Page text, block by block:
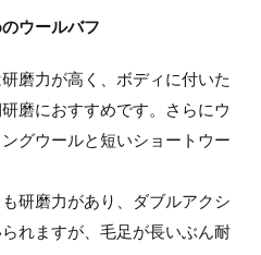
ウールバフ
磨力が高く、ボディに付いた
磨におすすめです。さらにウ
グウールと短いショートウー
研磨力があり、ダブルアクシ
れますが、毛足が長いぶん耐